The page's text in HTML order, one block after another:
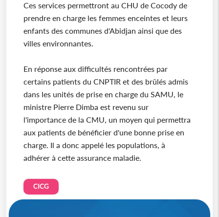
Ces services permettront au CHU de Cocody de
prendre en charge les femmes enceintes et leurs
enfants des communes d'Abidjan ainsi que des
villes environnantes.
En réponse aux difficultés rencontrées par
certains patients du CNPTIR et des brûlés admis
dans les unités de prise en charge du SAMU, le
ministre Pierre Dimba est revenu sur
l'importance de la CMU, un moyen qui permettra
aux patients de bénéficier d'une bonne prise en
charge. Il a donc appelé les populations, à
adhérer à cette assurance maladie.
CICG